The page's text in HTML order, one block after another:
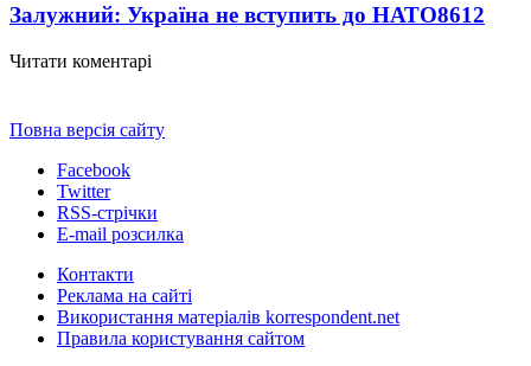
Залужний: Україна не вступить до НАТО8612
Читати коментарі
Повна версія сайту
Facebook
Twitter
RSS-стрічки
E-mail розсилка
Контакти
Реклама на сайті
Використання матеріалів korrespondent.net
Правила користування сайтом